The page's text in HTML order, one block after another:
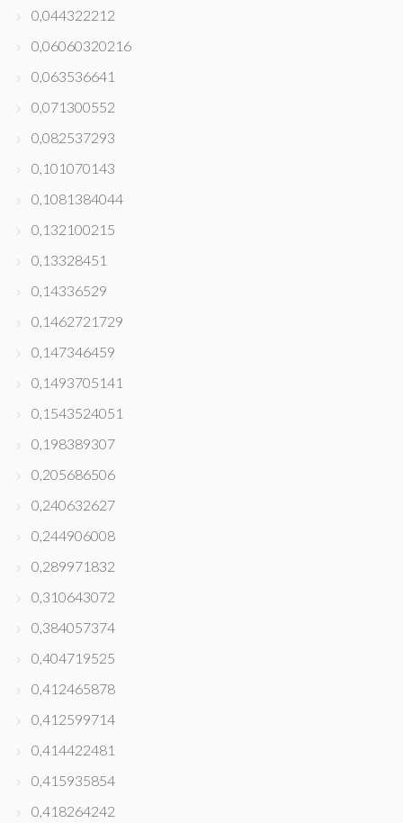
0,044322212
0,06060320216
0,063536641
0,071300552
0,082537293
0,101070143
0,1081384044
0,132100215
0,13328451
0,14336529
0,1462721729
0,147346459
0,1493705141
0,1543524051
0,198389307
0,205686506
0,240632627
0,244906008
0,289971832
0,310643072
0,384057374
0,404719525
0,412465878
0,412599714
0,414422481
0,415935854
0,418264242